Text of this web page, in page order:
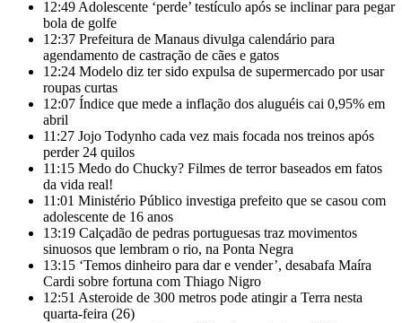
12:49 Adolescente ‘perde’ testículo após se inclinar para pegar
bola de golfe
12:37 Prefeitura de Manaus divulga calendário para
agendamento de castração de cães e gatos
12:24 Modelo diz ter sido expulsa de supermercado por usar
roupas curtas
12:07 Índice que mede a inflação dos aluguéis cai 0,95% em
abril
11:27 Jojo Todynho cada vez mais focada nos treinos após
perder 24 quilos
11:15 Medo do Chucky? Filmes de terror baseados em fatos
da vida real!
11:01 Ministério Público investiga prefeito que se casou com
adolescente de 16 anos
13:19 Calçadão de pedras portuguesas traz movimentos
sinuosos que lembram o rio, na Ponta Negra
13:15 ‘Temos dinheiro para dar e vender’, desabafa Maíra
Cardi sobre fortuna com Thiago Nigro
12:51 Asteroide de 300 metros pode atingir a Terra nesta
quarta-feira (26)